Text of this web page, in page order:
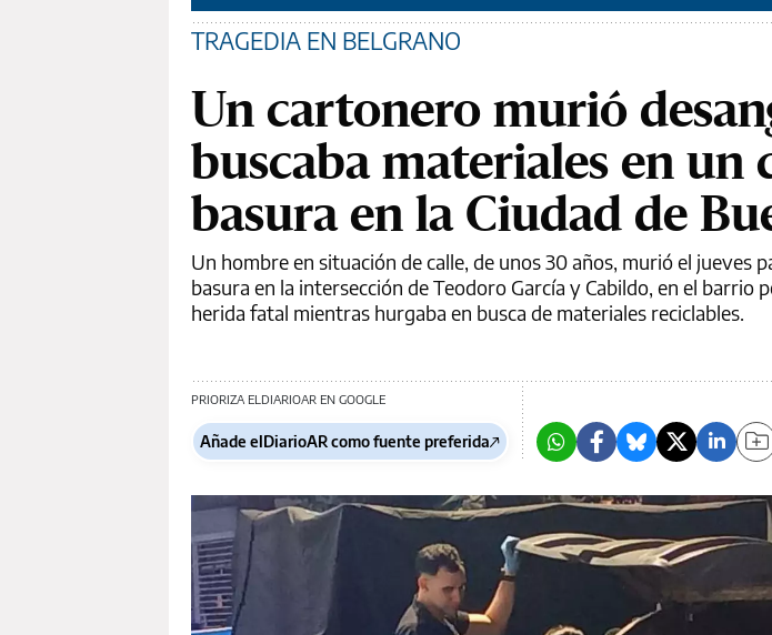
TRAGEDIA EN BELGRANO
Un cartonero murió
buscaba materiales en un
basura en la Ciudad de
Un hombre en situación de calle, de unos 30 años, murió el jueves
basura en la intersección de Teodoro García y Cabildo, en el
herida fatal mientras hurgaba en busca de materiales reciclables.
PRIORIZA ELDIARIOAR EN GOOGLE
Añade elDiarioAR como fuente preferida